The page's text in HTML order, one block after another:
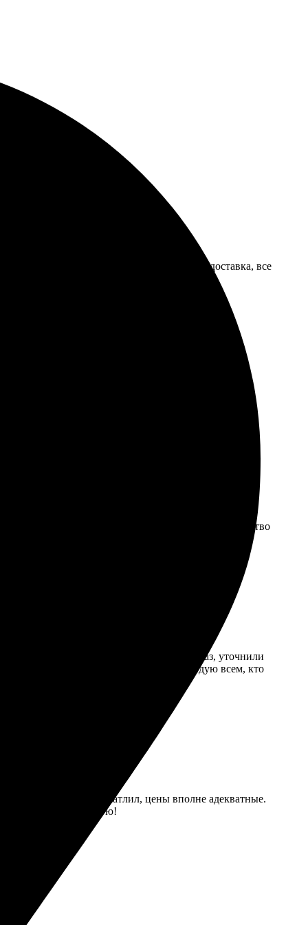
и понятное. Очень понравилась быстрая доставка, все
инструкции понятные. Сервис дружелюбный,
Работают профессионально, все в срок. Качество
материалы. Оперативно обработали заказ, уточнили
Обязательно закажу еще. Рекомендую всем, кто
материалов впечатлил, цены вполне адекватные.
в комнате. Рекомендую!